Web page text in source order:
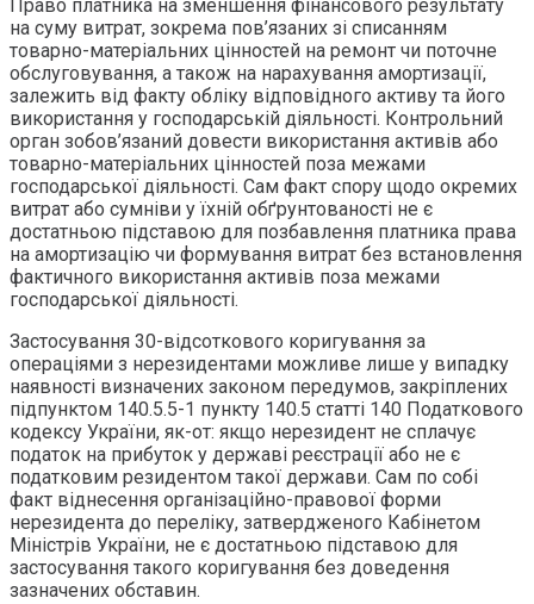
Право платника на зменшення фінансового результату
на суму витрат, зокрема пов’язаних зі списанням
товарно-матеріальних цінностей на ремонт чи поточне
обслуговування, а також на нарахування амортизації,
залежить від факту обліку відповідного активу та його
використання у господарській діяльності. Контрольний
орган зобов’язаний довести використання активів або
товарно-матеріальних цінностей поза межами
господарської діяльності. Сам факт спору щодо окремих
витрат або сумніви у їхній обґрунтованості не є
достатньою підставою для позбавлення платника права
на амортизацію чи формування витрат без встановлення
фактичного використання активів поза межами
господарської діяльності.
Застосування 30-відсоткового коригування за
операціями з нерезидентами можливе лише у випадку
наявності визначених законом передумов, закріплених
підпунктом 140.5.5-1 пункту 140.5 статті 140 Податкового
кодексу України, як-от: якщо нерезидент не сплачує
податок на прибуток у державі реєстрації або не є
податковим резидентом такої держави. Сам по собі
факт віднесення організаційно-правової форми
нерезидента до переліку, затвердженого Кабінетом
Міністрів України, не є достатньою підставою для
застосування такого коригування без доведення
зазначених обставин.